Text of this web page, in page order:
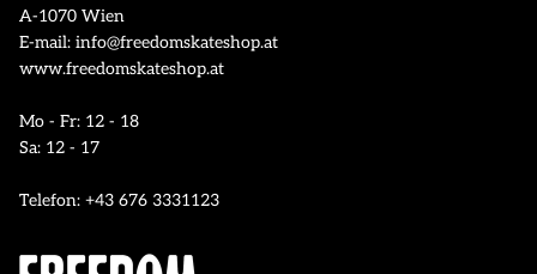
A-1070 Wien
E-mail: info@freedomskateshop.at
www.freedomskateshop.at
Mo - Fr: 12 - 18
Sa: 12 - 17
Telefon: +43 676 3331123